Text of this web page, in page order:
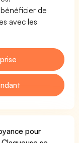
de
avec les
pour